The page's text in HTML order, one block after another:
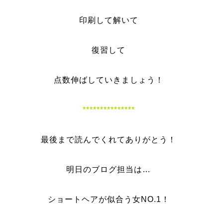
印刷して解いて
復習して
点数伸ばしていきましょう！
***************
最後まで読んでくれてありがとう！
明日のブログ担当は…
ショートヘアが似合う女NO.1！